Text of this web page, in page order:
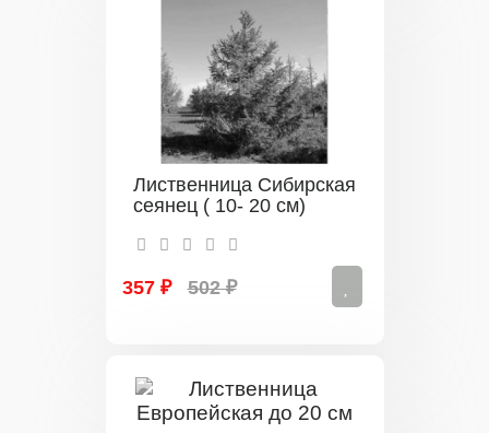
Лиственница Сибирская
сеянец ( 10- 20 см)
357 ₽ 502 ₽